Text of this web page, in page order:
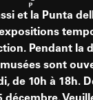
et la Punta
Pendant la
sont
de 10h à 18h.